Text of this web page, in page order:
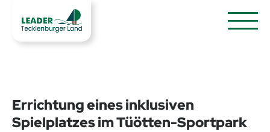
Errichtung eines inklusiven
Spielplatzes im Tüötten-Sportpark